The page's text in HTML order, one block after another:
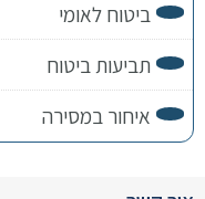
ביטוח לאומי
תביעות ביטוח
איחור במסירה